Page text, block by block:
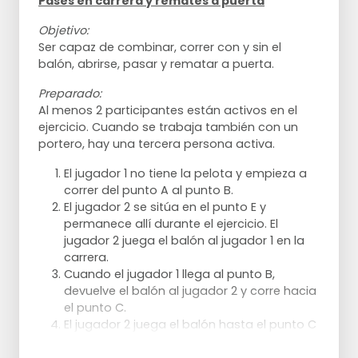
Variaciones:
Si se elimina una estación, el ejercicio
Objetivo:
Ser capaz de combinar, correr con y sin el
balón, abrirse, pasar y rematar a puerta.
Preparado:
Al menos 2 participantes están activos en el
ejercicio. Cuando se trabaja también con un
portero, hay una tercera persona activa.
El jugador 1 no tiene la pelota y empieza a
correr del punto A al punto B.
El jugador 2 se sitúa en el punto E y
permanece allí durante el ejercicio. El
jugador 2 juega el balón al jugador 1 en la
carrera.
Cuando el jugador 1 llega al punto B,
devuelve el balón al jugador 2 y corre hacia
el punto C.
El jugador 2 juega el balón hasta el punto C